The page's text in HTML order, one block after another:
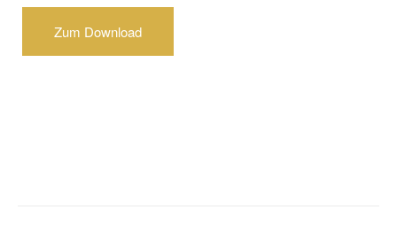
Zum Download